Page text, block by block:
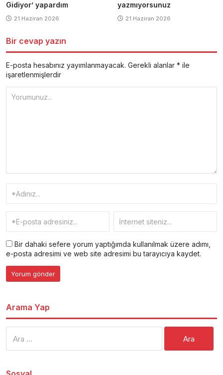
Gidiyor’ yapardım
21 Haziran 2026
yazmıyorsunuz
21 Haziran 2026
Bir cevap yazın
E-posta hesabınız yayımlanmayacak. Gerekli alanlar * ile
işaretlenmişlerdir
Bir dahaki sefere yorum yaptığımda kullanılmak üzere adımı,
e-posta adresimi ve web site adresimi bu tarayıcıya kaydet.
Arama Yap